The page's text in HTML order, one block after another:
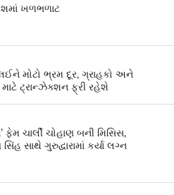
ખળભળાટ
મોટો ભ્રમ દૂર, ગ્રાહકો અને
માટે ટ્રાન્ઝેક્શન ફ્રી રહેશે
ફેમ ચાર્લી ચોહાણ બની મિસિસ,
સાથે ગુરુદ્વારામાં કર્યા લગ્ન